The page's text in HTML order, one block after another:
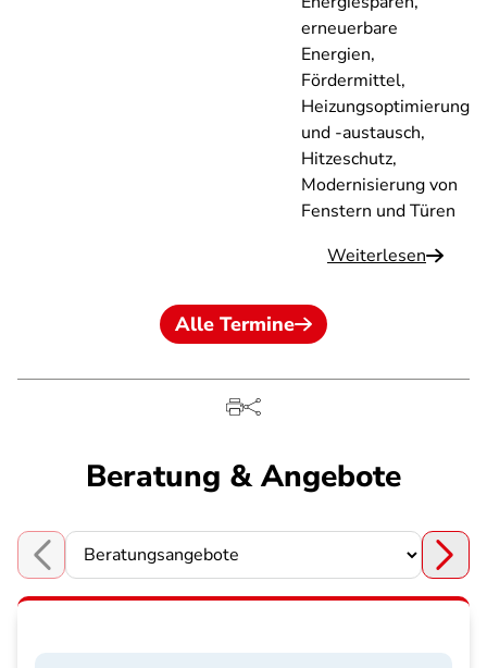
erneuerbare
Energien,
Fördermittel,
Heizungsoptimierung
und -austausch,
Hitzeschutz,
Modernisierung von
Fenstern und Türen
Weiterlesen
Alle Termine
Beratung & Angebote
Choose a section